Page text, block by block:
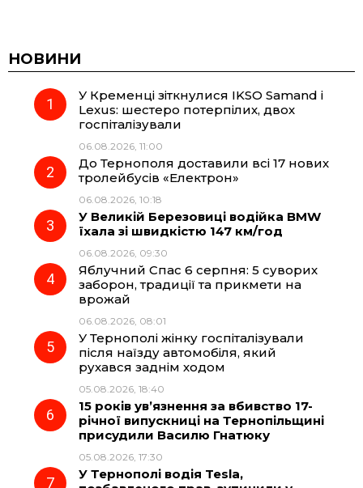
c
e
o
o
e
r
a
m
t
p
НОВИНИ
У Кременці зіткнулися IKSO Samand і
Lexus: шестеро потерпілих, двох
госпіталізували
06.08.2026, 11:00
До Тернополя доставили всі 17 нових
тролейбусів «Електрон»
06.08.2026, 10:18
У Великій Березовиці водійка BMW
їхала зі швидкістю 147 км/год
06.08.2026, 09:30
Яблучний Спас 6 серпня: 5 суворих
заборон, традиції та прикмети на
врожай
06.08.2026, 08:01
У Тернополі жінку госпіталізували
після наїзду автомобіля, який
рухався заднім ходом
05.08.2026, 18:40
15 років ув’язнення за вбивство 17-
річної випускниці на Тернопільщині
присудили Василю Гнатюку
05.08.2026, 17:30
У Тернополі водія Tesla,